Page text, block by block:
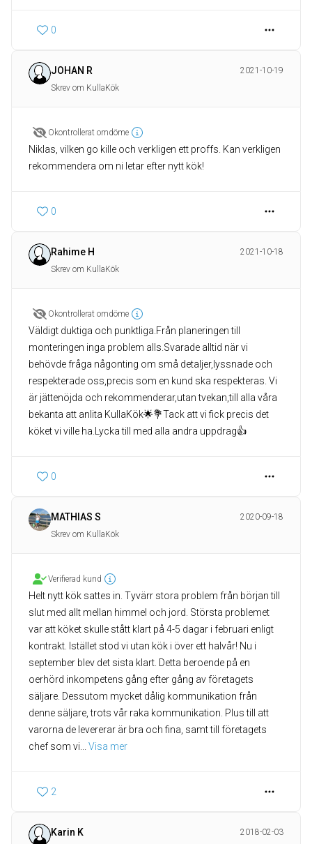
0
JOHAN R
2021-10-19
Skrev om KullaKök
Okontrollerat omdöme
Niklas, vilken go kille och verkligen ett proffs. Kan verkligen
rekommendera om ni letar efter nytt kök!
0
Rahime H
2021-10-18
Skrev om KullaKök
Okontrollerat omdöme
Väldigt duktiga och punktliga.Från planeringen till
monteringen inga problem alls.Svarade alltid när vi
behövde fråga någonting om små detaljer,lyssnade och
respekterade oss,precis som en kund ska respekteras. Vi
är jättenöjda och rekommenderar,utan tvekan,till alla våra
bekanta att anlita KullaKök🌟💐Tack att vi fick precis det
köket vi ville ha.Lycka till med alla andra uppdrag👍
0
MATHIAS S
2020-09-18
Skrev om KullaKök
Verifierad kund
Helt nytt kök sattes in. Tyvärr stora problem från början till
slut med allt mellan himmel och jord. Största problemet
var att köket skulle stått klart på 4-5 dagar i februari enligt
kontrakt. Istället stod vi utan kök i över ett halvår! Nu i
september blev det sista klart. Detta beroende på en
oerhörd inkompetens gång efter gång av företagets
säljare. Dessutom mycket dålig kommunikation från
denne säljare, trots vår raka kommunikation. Plus till att
varorna de levererar är bra och fina, samt till företagets
chef som vi
Visa mer
2
Karin K
2018-02-03